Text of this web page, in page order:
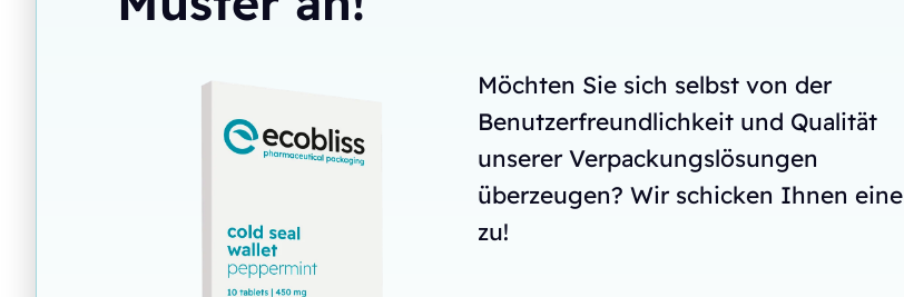
Möchten Sie sich selbst von der
Benutzerfreundlichkeit und Qualität
unserer Verpackungslösungen
überzeugen? Wir schicken Ihnen eine
zu!